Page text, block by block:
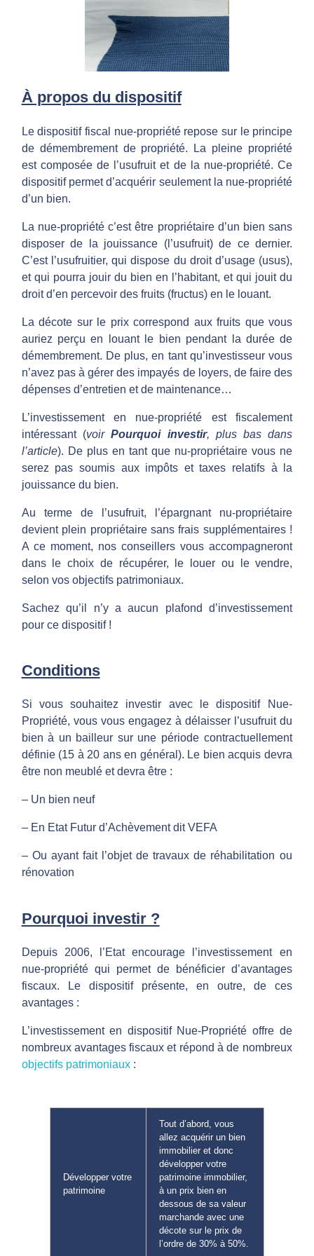
f
N
u
e
-
P
r
o
p
r
i
é
t
é
À propos du dispositif
Le dispositif fiscal nue-propriété repose sur le principe
de démembrement de propriété. La pleine propriété
est composée de l’usufruit et de la nue-propriété. Ce
dispositif permet d’acquérir seulement la nue-propriété
d’un bien.
La nue-propriété c’est être propriétaire d’un bien sans
disposer de la jouissance (l’usufruit) de ce dernier.
C’est l’usufruitier, qui dispose du droit d’usage (usus),
et qui pourra jouir du bien en l’habitant, et qui jouit du
droit d’en percevoir des fruits (fructus) en le louant.
La décote sur le prix correspond aux fruits que vous
auriez perçu en louant le bien pendant la durée de
démembrement. De plus, en tant qu’investisseur vous
n’avez pas à gérer des impayés de loyers, de faire des
dépenses d’entretien et de maintenance…
L’investissement en nue-propriété est fiscalement
intéressant (voirPourquoi investir, plus bas dans
l’article). De plus en tant que nu-propriétaire vous ne
serez pas soumis aux impôts et taxes relatifs à la
jouissance du bien.
Au terme de l’usufruit, l’épargnant nu-propriétaire
devient plein propriétaire sans frais supplémentaires !
A ce moment, nos conseillers vous accompagneront
dans le choix de récupérer, le louer ou le vendre,
selon vos objectifs patrimoniaux.
Sachez qu’il n’y a aucun plafond d’investissement
pour ce dispositif !
Conditions
Si vous souhaitez investir avec le dispositif Nue-
Propriété, vous vous engagez à délaisser l’usufruit du
bien à un bailleur sur une période contractuellement
définie (15 à 20 ans en général). Le bien acquis devra
être non meublé et devra être :
– Un bien neuf
– En Etat Futur d’Achèvement dit VEFA
– Ou ayant fait l’objet de travaux de réhabilitation ou
rénovation
Pourquoi investir ?
Depuis 2006, l’Etat encourage l’investissement en
nue-propriété qui permet de bénéficier d’avantages
fiscaux. Le dispositif présente, en outre, de ces
avantages :
L’investissement en dispositif Nue-Propriété offre de
nombreux avantages fiscaux et répond à de nombreux
objectifs patrimoniaux:
Développer votre
patrimoine
Tout d’abord, vous
allez acquérir un bien
immobilier et donc
développer votre
patrimoine immobilier,
à un prix bien en
dessous de sa valeur
marchande avec une
décote sur le prix de
l’ordre de 30% à 50%.